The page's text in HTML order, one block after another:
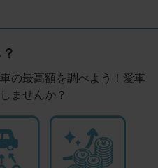
の最高額を調べよう！愛車
ませんか？